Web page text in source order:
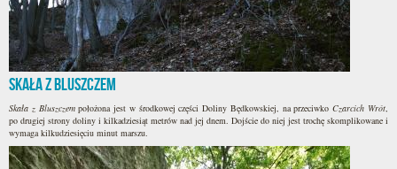
Skała z Bluszczem
Skała z Bluszczempołożona jest w środkowej części Doliny Będkowskiej, na przeciwkoCzarcich Wrót,
po drugiej strony doliny i kilkadziesiąt metrów nad jej dnem. Dojście do niej jest trochę skomplikowane i
wymaga kilkudziesięciu minut marszu.